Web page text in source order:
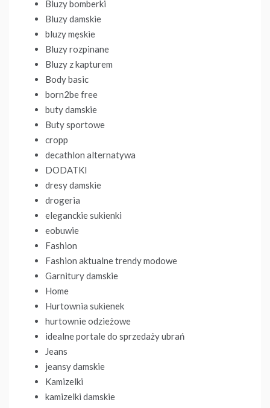
Bluzy bomberki
Bluzy damskie
bluzy męskie
Bluzy rozpinane
Bluzy z kapturem
Body basic
born2be free
buty damskie
Buty sportowe
cropp
decathlon alternatywa
DODATKI
dresy damskie
drogeria
eleganckie sukienki
eobuwie
Fashion
Fashion aktualne trendy modowe
Garnitury damskie
Home
Hurtownia sukienek
hurtownie odzieżowe
idealne portale do sprzedaży ubrań
Jeans
jeansy damskie
Kamizelki
kamizelki damskie